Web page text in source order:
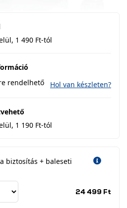
1 490 Ft-tól
rendelhető
Hol van készleten?
1 190 Ft-tól
biztosítás + baleseti
24 499 Ft